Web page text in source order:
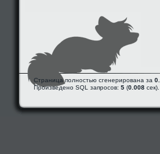
Страница полностью сгенерирована за
Произведено SQL запросов: 5 (0.008 сек).